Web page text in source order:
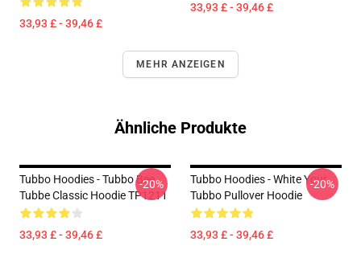
33,93 £ - 39,46 £
33,93 £ - 39,46 £
MEHR ANZEIGEN
Ähnliche Produkte
Tubbo Hoodies - Tubbo Bee
Tubbe Classic Hoodie TP1211
33,93 £ - 39,46 £
-20%
Tubbo Hoodies - White Your
Tubbo Pullover Hoodie
33,93 £ - 39,46 £
-20%